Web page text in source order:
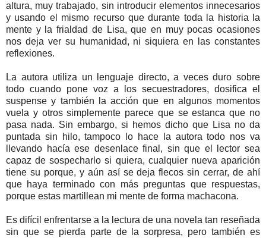
altura, muy trabajado, sin introducir elementos innecesarios
y usando el mismo recurso que durante toda la historia la
mente y la frialdad de Lisa, que en muy pocas ocasiones
nos deja ver su humanidad, ni siquiera en las constantes
reflexiones.
La autora utiliza un lenguaje directo, a veces duro sobre
todo cuando pone voz a los secuestradores, dosifica el
suspense y también la acción que en algunos momentos
vuela y otros simplemente parece que se estanca que no
pasa nada. Sin embargo, si hemos dicho que Lisa no da
puntada sin hilo, tampoco lo hace la autora todo nos va
llevando hacía ese desenlace final, sin que el lector sea
capaz de sospecharlo si quiera, cualquier nueva aparición
tiene su porque, y aún así se deja flecos sin cerrar, de ahí
que haya terminado con más preguntas que respuestas,
porque estas martillean mi mente de forma machacona.
Es difícil enfrentarse a la lectura de una novela tan reseñada
sin que se pierda parte de la sorpresa, pero también es